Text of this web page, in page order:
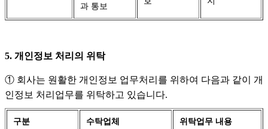
과 통보
5. 개인정보 처리의 위탁
① 회사는 원활한 개인정보 업무처리를 위하여 다음과 같이 개
인정보 처리업무를 위탁하고 있습니다.
구분 수탁업체 위탁업무 내용